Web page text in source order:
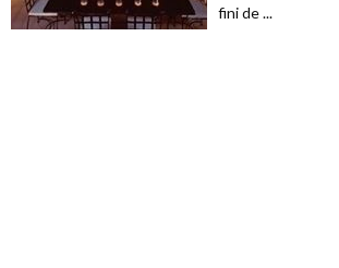
fini de ...